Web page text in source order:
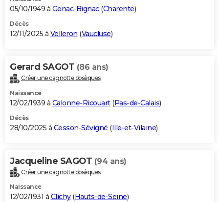
05/10/1949 à Genac-Bignac(Charente)
Décès
12/11/2025 à Velleron (Vaucluse)
Gerard SAGOT (86 ans)
Créer une cagnotte obsèques
Naissance
12/02/1939 à Calonne-Ricouart(Pas-de-Calais)
Décès
28/10/2025 à Cesson-Sévigné (Ille-et-Vilaine)
Jacqueline SAGOT (94 ans)
Créer une cagnotte obsèques
Naissance
12/02/1931 à Clichy(Hauts-de-Seine)